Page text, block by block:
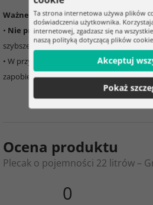
Ważne informacje:
• Nie przeciążaj plecaka, może to
szybszego zużycia
• W przypadku zamoczenia, pozwól
zapobiec powstawaniu pleśni
Ocena produktu
Plecak o pojemności 22 litrów –
0
Ta strona internetowa używa plików
doświadczenia użytkownika.
internetowej, zgadzasz się na
naszą polityką dotyczącą plików
Akceptuj
Pokaż